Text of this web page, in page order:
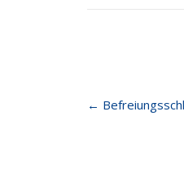
Post
navigation
←